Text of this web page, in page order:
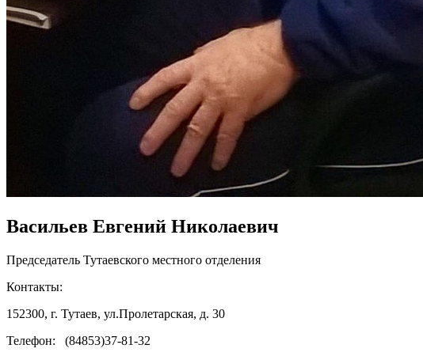
Васильев Евгений Николаевич
Председатель Тутаевского местного отделения
Контакты:
152300, г. Тутаев, ул.Пролетарская, д. 30
Телефон: (84853)37-81-32